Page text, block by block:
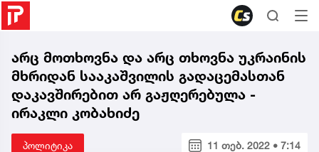
არც მოთხოვნა და არც თხოვნა უკრაინის
მხრიდან სააკაშვილის გადაცემასთან
დაკავშირებით არ გაჟღერებულა -
ირაკლი კობახიძე
პოლიტიკა 11 თებ. 2022 • 7:14